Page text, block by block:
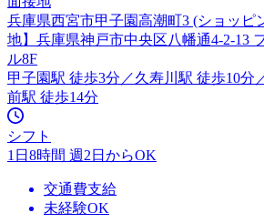
兵庫県西宮市甲子園高潮町3 (ショッピ
地】兵庫県神戸市中央区八幡通4-2-13
ル8F
甲子園駅 徒歩3分／久寿川駅 徒歩10分
前駅 徒歩14分
シフト
1日8時間 週2日からOK
交通費支給
未経験OK